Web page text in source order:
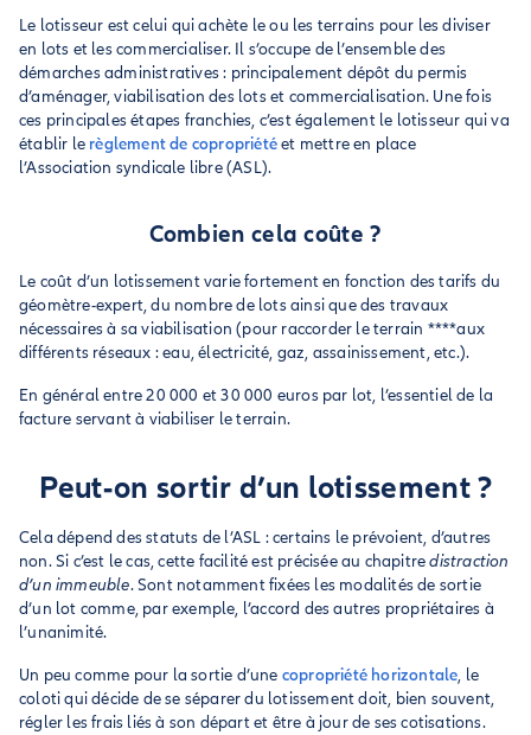
Le lotisseur est celui qui achète le ou les terrains pour les diviser
en lots et les commercialiser. Il s’occupe de l’ensemble des
démarches administratives : principalement dépôt du permis
d’aménager, viabilisation des lots et commercialisation. Une fois
ces principales étapes franchies, c’est également le lotisseur qui va
établir le règlement de copropriétéet mettre en place
l’Association syndicale libre (ASL).
Combien cela coûte ?
Le coût d’un lotissement varie fortement en fonction des tarifs du
géomètre-expert, du nombre de lots ainsi que des travaux
nécessaires à sa viabilisation (pour raccorder le terrain ****aux
différents réseaux : eau, électricité, gaz, assainissement, etc.).
En général entre 20 000 et 30 000 euros par lot, l’essentiel de la
facture servant à viabiliser le terrain.
Peut-on sortir d’un lotissement ?
Cela dépend des statuts de l’ASL : certains le prévoient, d’autres
non. Si c’est le cas, cette facilité est précisée au chapitredistraction
d’un immeuble. Sont notamment fixées les modalités de sortie
d’un lot comme, par exemple, l’accord des autres propriétaires à
l’unanimité.
Un peu comme pour la sortie d’une copropriété horizontale, le
coloti qui décide de se séparer du lotissement doit, bien souvent,
régler les frais liés à son départ et être à jour de ses cotisations.